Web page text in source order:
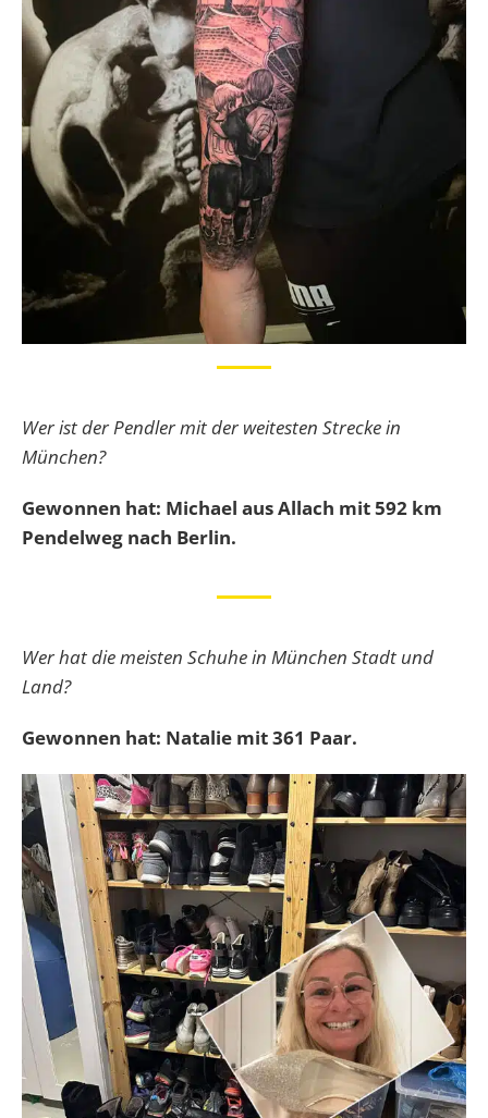
Wer ist der Pendler mit der weitesten Strecke in
München?
Gewonnen hat: Michael aus Allach mit 592 km
Pendelweg nach Berlin.
Wer hat die meisten Schuhe in München Stadt und
Land?
Gewonnen hat: Natalie mit 361 Paar.